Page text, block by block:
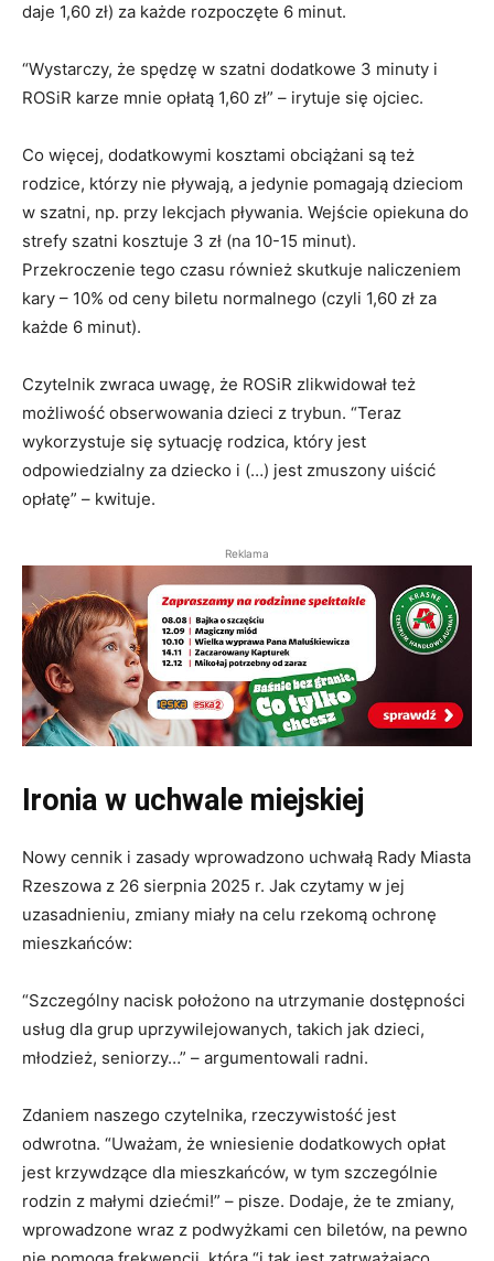
daje 1,60 zł) za każde rozpoczęte 6 minut.
“Wystarczy, że spędzę w szatni dodatkowe 3 minuty i
ROSiR karze mnie opłatą 1,60 zł” – irytuje się ojciec.
Co więcej, dodatkowymi kosztami obciążani są też
rodzice, którzy nie pływają, a jedynie pomagają dzieciom
w szatni, np. przy lekcjach pływania. Wejście opiekuna do
strefy szatni kosztuje 3 zł (na 10-15 minut).
Przekroczenie tego czasu również skutkuje naliczeniem
kary – 10% od ceny biletu normalnego (czyli 1,60 zł za
każde 6 minut).
Czytelnik zwraca uwagę, że ROSiR zlikwidował też
możliwość obserwowania dzieci z trybun. “Teraz
wykorzystuje się sytuację rodzica, który jest
odpowiedzialny za dziecko i (…) jest zmuszony uiścić
opłatę” – kwituje.
Reklama
Ironia w uchwale miejskiej
Nowy cennik i zasady wprowadzono uchwałą Rady Miasta
Rzeszowa z 26 sierpnia 2025 r. Jak czytamy w jej
uzasadnieniu, zmiany miały na celu rzekomą ochronę
mieszkańców:
“Szczególny nacisk położono na utrzymanie dostępności
usług dla grup uprzywilejowanych, takich jak dzieci,
młodzież, seniorzy…” – argumentowali radni.
Zdaniem naszego czytelnika, rzeczywistość jest
odwrotna. “Uważam, że wniesienie dodatkowych opłat
jest krzywdzące dla mieszkańców, w tym szczególnie
rodzin z małymi dziećmi!” – pisze. Dodaje, że te zmiany,
wprowadzone wraz z podwyżkami cen biletów, na pewno